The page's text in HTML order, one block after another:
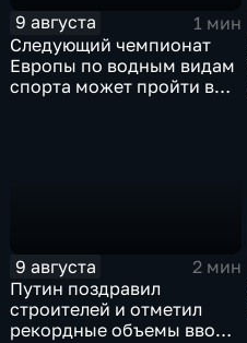
9 августа
1 мин
Следующий чемпионат
Европы по водным видам
спорта может пройти в
9 августа
2 мин
Путин поздравил
строителей и отметил
рекордные объемы ввода